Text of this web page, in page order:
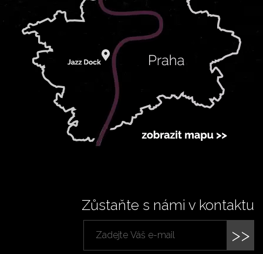
Zůstaňte s námi v kontaktu
>>